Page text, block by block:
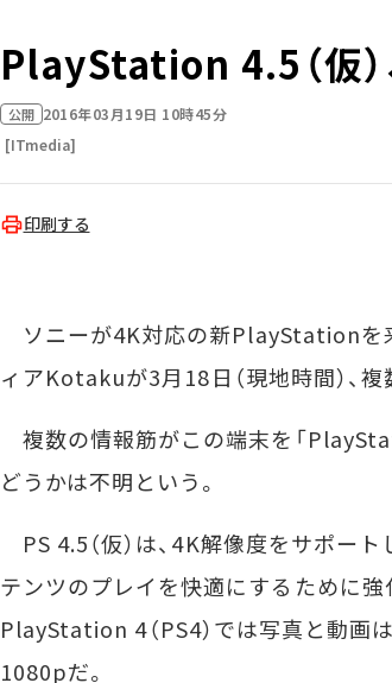
PlayStation 4.5（仮
公開 2016年03月19日 10時45分
[ITmedia]
印刷する
ソニーが4K対応の新PlayStationを
ィアKotakuが3月18日（現地時間）、
複数の情報筋がこの端末を「
どうかは不明という。
PS 4.5（仮）は、4K解像度をサポート
テンツのプレイを快適にするために
PlayStation 4（PS4）では写真と動画
1080pだ。